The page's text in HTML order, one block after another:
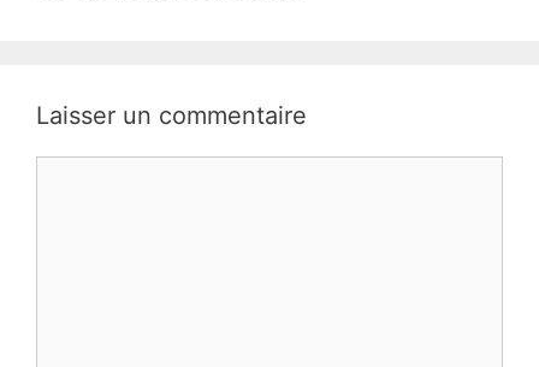
Laisser un commentaire